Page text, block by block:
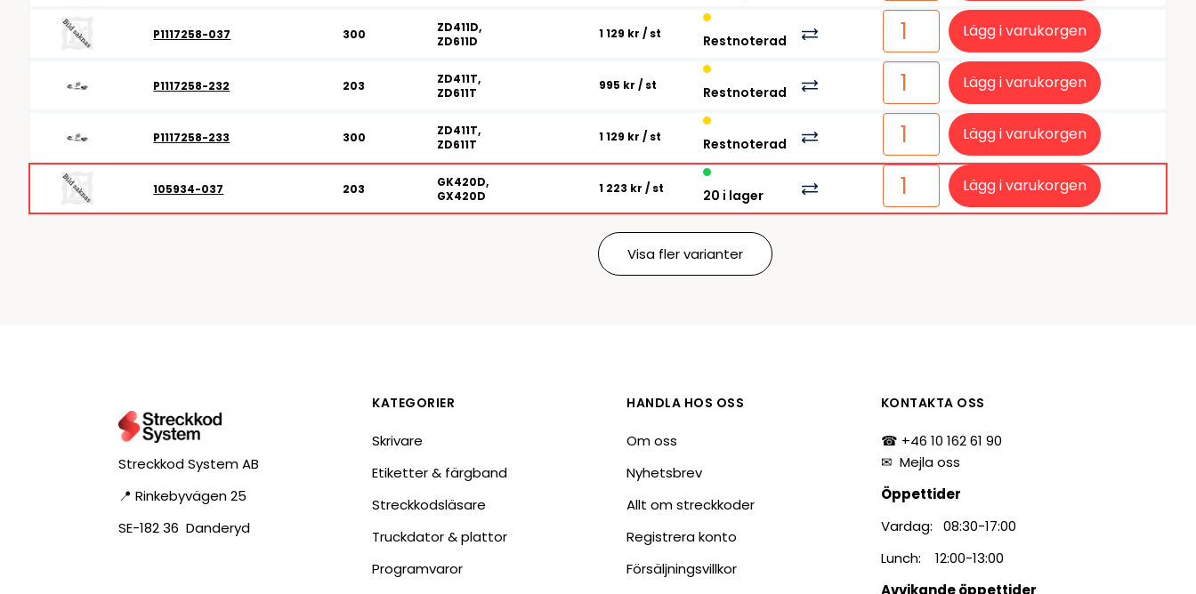
P1117258-037 300
ZD411D,
ZD611D
1 129 kr / st Restnoterad Lägg i varukorgen
P1117258-232 203
ZD411T,
ZD611T
995 kr / st Restnoterad Lägg i varukorgen
P1117258-233 300
ZD411T,
ZD611T
1 129 kr / st Restnoterad Lägg i varukorgen
105934-037 203
GK420D,
GX420D
1 223 kr / st 20 i lager Lägg i varukorgen
Visa fler varianter
Streckkod System AB
📍 Rinkebyvägen 25
SE-182 36 Danderyd
KATEGORIER
Skrivare
Etiketter & färgband
Streckkodsläsare
Truckdator & plattor
Programvaror
HANDLA HOS OSS
Om oss
Nyhetsbrev
Allt om streckkoder
Registrera konto
Försäljningsvillkor
KONTAKTA OSS
☎ +46 10 162 61 90
✉ Mejla oss
Öppettider
Vardag: 08:30-17:00
Lunch: 12:00-13:00